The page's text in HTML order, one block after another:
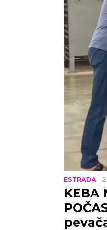
ESTRADA
KEBA